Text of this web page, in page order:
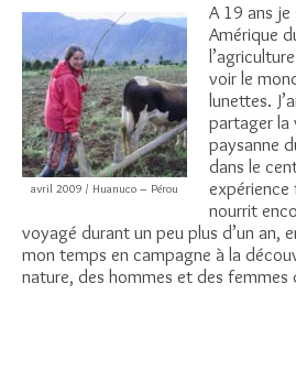
avril 2009 / Huanuco – Pérou
A 19 ans je
Amérique
voir le
lunettes.
partager la
paysanne
dans le
nourrit
voyagé durant un peu plus d’un an,
mon temps en campagne à la
nature, des hommes et des femmes